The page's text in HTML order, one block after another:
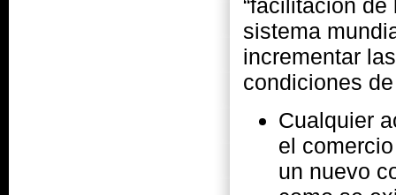
“facilitación
sistema
incrementar
condiciones
Cualquier
el
un nuevo